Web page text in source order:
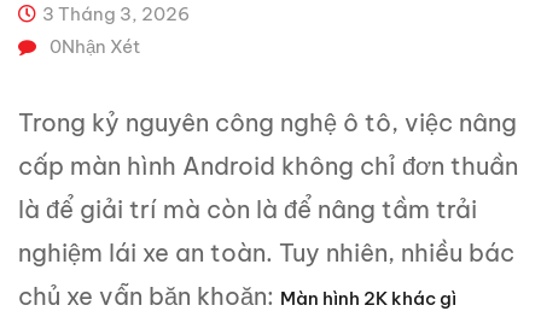
3 Tháng 3, 2026
0Nhận Xét
Trong kỷ nguyên công nghệ ô tô, việc nâng
cấp màn hình Android không chỉ đơn thuần
là để giải trí mà còn là để nâng tầm trải
nghiệm lái xe an toàn. Tuy nhiên, nhiều bác
chủ xe vẫn băn khoăn: Màn hình 2K khác gì